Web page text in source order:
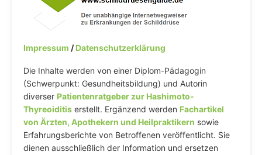
Impressum /Datenschutzerklärung
Die Inhalte werden von einer Diplom-Pädagogin
(Schwerpunkt: Gesundheitsbildung) und Autorin
diverser Patientenratgeber zur Hashimoto-
Thyreoiditis erstellt. Ergänzend werden Fachartikel
von Ärzten, Apothekern und Heilpraktikern sowie
Erfahrungsberichte von Betroffenen veröffentlicht. Sie
dienen ausschließlich der Information und ersetzen